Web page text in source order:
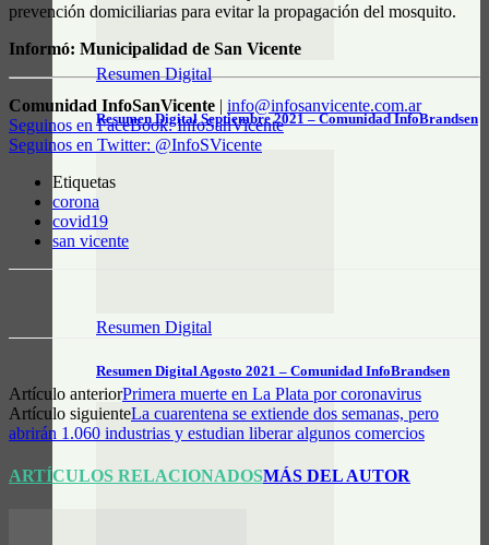
Resumen Digital
Resumen Digital Septiembre 2021 – Comunidad InfoBrandsen
Resumen Digital
Resumen Digital Agosto 2021 – Comunidad InfoBrandsen
prevención domiciliarias para evitar la propagación del mosquito.
Informó: Municipalidad de San Vicente
Comunidad InfoSanVicente | info@infosanvicente.com.ar
Seguinos en FaceBook: InfoSanVicente
Seguinos en Twitter: @InfoSVicente
Etiquetas
corona
covid19
san vicente
Artículo anteriorPrimera muerte en La Plata por coronavirus
Artículo siguienteLa cuarentena se extiende dos semanas, pero
abrirán 1.060 industrias y estudian liberar algunos comercios
ARTÍCULOS RELACIONADOSMÁS DEL AUTOR